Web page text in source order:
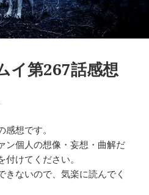
イ第267話感想
想です。
ン個人の想像・妄想・曲解だ
けてください。
きないので、気楽に読んでく